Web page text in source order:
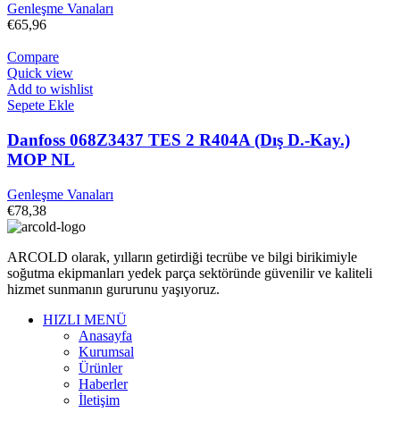
Genleşme Vanaları
€65,96
Compare
Quick view
Add to wishlist
Sepete Ekle
Danfoss 068Z3437 TES 2 R404A (Dış D.-Kay.)
MOP NL
Genleşme Vanaları
€78,38
ARCOLD olarak, yılların getirdiği tecrübe ve bilgi birikimiyle
soğutma ekipmanları yedek parça sektöründe güvenilir ve kaliteli
hizmet sunmanın gururunu yaşıyoruz.
HIZLI MENÜ
Anasayfa
Kurumsal
Ürünler
Haberler
İletişim